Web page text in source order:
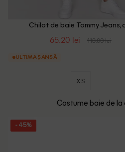
Chilot de baie Tommy Jeans,
65.20 lei 118.00 lei
ULTIMA ȘANSĂ
XS
Costume baie de la
- 45%